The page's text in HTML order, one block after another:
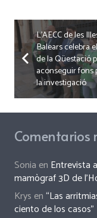
L’AECC de les
Balears celebra
de la Qüestació
aconseguir fons
la investigació
Comentarios
Sonia en Entrevista
mamògraf 3D de
Krys en“Las
ciento de los casos”